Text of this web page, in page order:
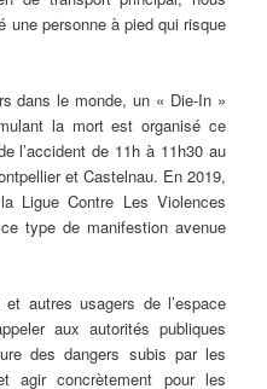
une personne à pied qui risque
dans le monde, un « Die‐In »
la mort est organisé ce
l’accident de 11h à 11h30 au
et Castelnau. En 2019,
Ligue Contre Les Violences
type de manifestion avenue
autres usagers de l’espace
aux autorités publiques
des dangers subis par les
agir concrètement pour les